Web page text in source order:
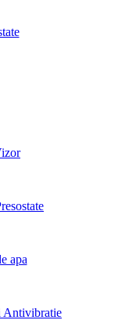
apa
Antivibratie